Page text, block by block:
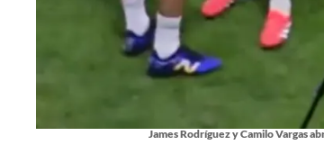
James Rodríguez y Camilo Vargas